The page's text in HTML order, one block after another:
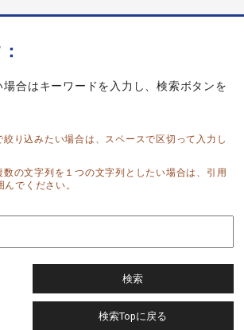
合はキーワードを入力し、検索ボタンを
り込みたい場合は、スペースで区切って入力し
数の文字列を１つの文字列としたい場合は、引用
でください。